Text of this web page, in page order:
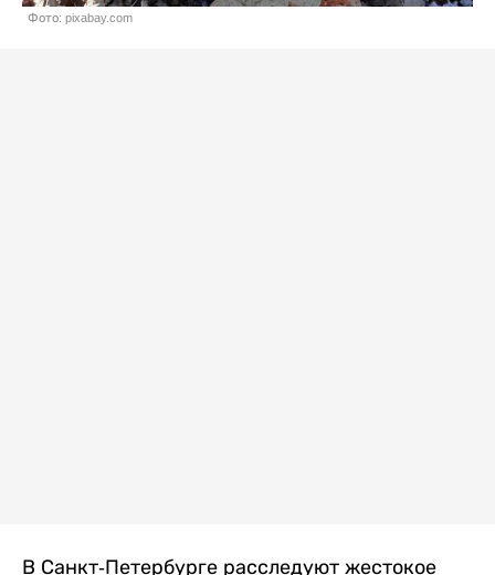
Фото: pixabay.com
В Санкт-Петербурге расследуют жестокое